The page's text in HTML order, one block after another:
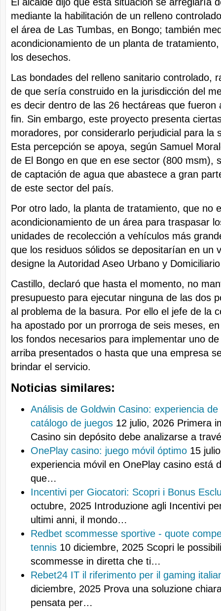
mediante la habilitación de un relleno
el área de Las Tumbas, en Bongo; también
acondicionamiento de un planta de
los desechos.
Las bondades del relleno sanitario controlado,
de que sería construido en la jurisdicción del
es decir dentro de las 26 hectáreas que fueron
fin. Sin embargo, este proyecto presenta
moradores, por considerarlo perjudicial para la
Esta percepción se apoya, según Samuel
de El Bongo en que en ese sector (800 msm),
de captación de agua que abastece a gran
de este sector del país.
Por otro lado, la planta de tratamiento, que no
acondicionamiento de un área para traspasar
unidades de recolección a vehículos más
que los residuos sólidos se depositarían en un
designe la Autoridad Aseo Urbano y
Castillo, declaró que hasta el momento, no
presupuesto para ejecutar ninguna de las dos
al problema de la basura. Por ello el jefe de la
ha apostado por un prorroga de seis meses,
los fondos necesarios para implementar uno
arriba presentados o hasta que una empresa
brindar el servicio.
Noticias similares:
Análisis de Goldwin Casino: experiencia
catálogo de juegos 12 julio, 2026 Primera
Casino sin depósito debe analizarse a
OnePlay casino: juego móvil óptimo 15
experiencia móvil en OnePlay casino está
que…
Incentivi per Giocatori: Scopri i Bonus
octubre, 2025 Introduzione agli Incentivi
ultimi anni, il mondo…
Redbet scommesse sportive - quote
tennis 10 diciembre, 2025 Scopri le
scommesse in diretta che ti…
Rebet24 IT il riferimento per il gaming
diciembre, 2025 Prova una soluzione
pensata per…